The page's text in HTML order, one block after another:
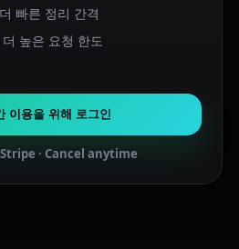
빠른 정리 간격
높은 요청 한도
이용을 위해 로그인
· Cancel anytime